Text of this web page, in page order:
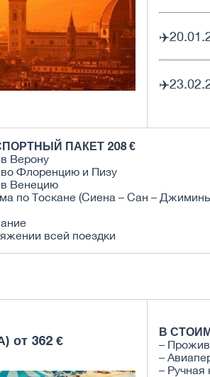
ПАКЕТ 208 €
Верону
во Флоренцию и Пизу
в Венецию
по Тоскане (Сиена – Сан –
всей поездки
от 362 €
В
–
–
– Ручная